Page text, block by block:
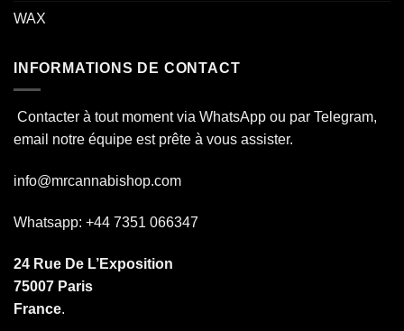
WAX
INFORMATIONS DE CONTACT
Contacter à tout moment via WhatsApp ou par Telegram,
email notre équipe est prête à vous assister.
info@mrcannabishop.com
Whatsapp: +44 7351 066347
24 Rue De L’Exposition
75007 Paris
France.